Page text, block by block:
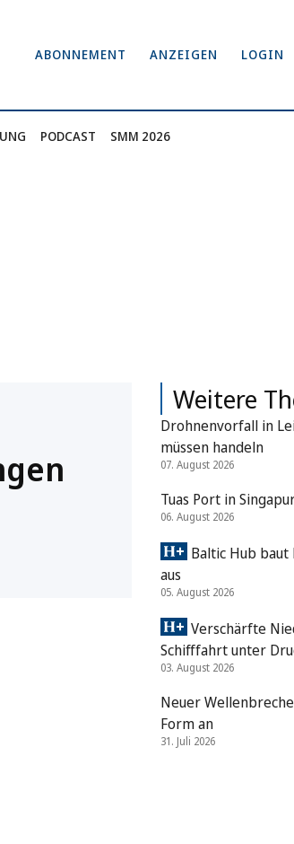
ABONNEMENT ANZEIGEN LOGIN
PODCAST SMM 2026
Weitere
Drohnenvorfall in
müssen handeln
07. August 2026
Tuas Port in
06. August 2026
Baltic Hub
aus
05. August 2026
Verschärfte
Schifffahrt unter
03. August 2026
Neuer
Form an
31. Juli 2026